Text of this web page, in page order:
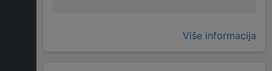
Više informacija